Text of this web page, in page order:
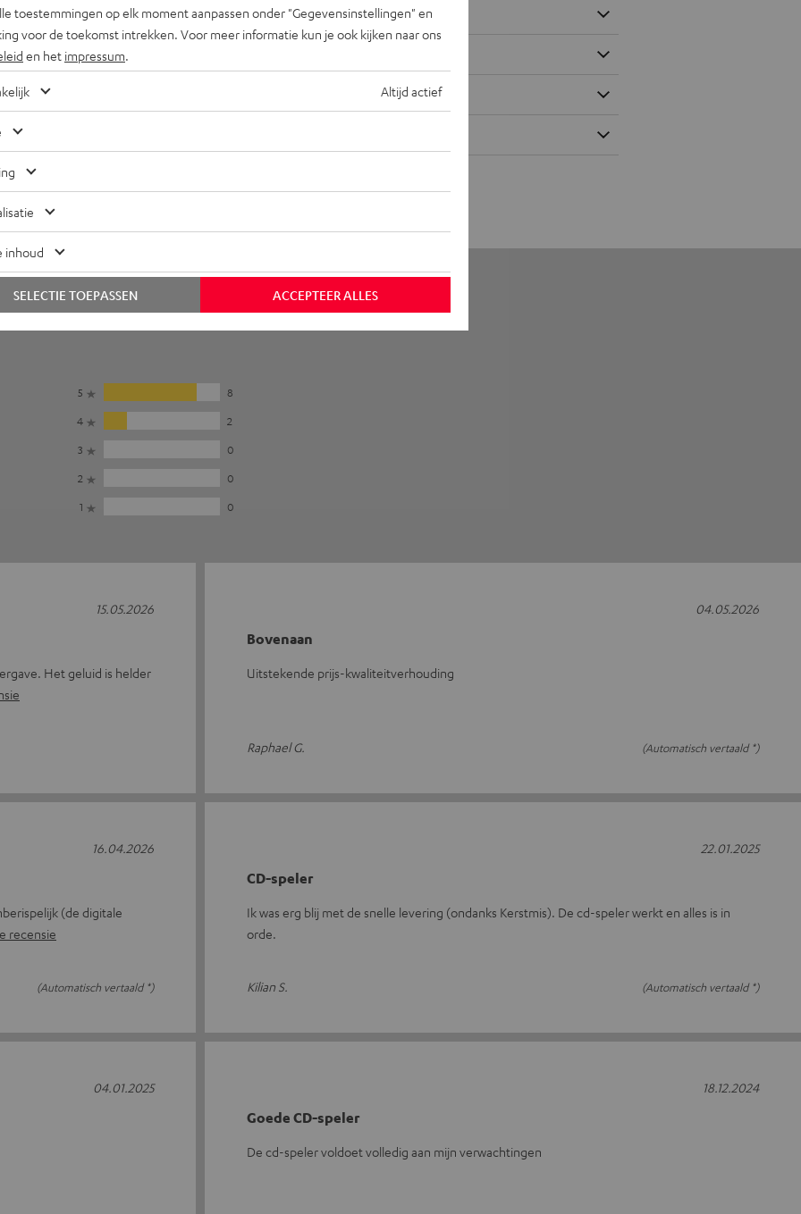
5
8
4
2
3
0
2
0
1
0
Het geluid is helder
15.05.2026
Bovenaan
Uitstekende prijs-kwaliteitverhouding
Raphael G. (Automatisch vertaald *)
04.05.2026
(de digitale
recensie
(Automatisch vertaald *)
16.04.2026
CD-speler
Ik was erg blij met de snelle levering (ondanks Kerstmis). De cd-speler werkt en alles is in
orde.
Kilian S. (Automatisch vertaald *)
22.01.2025
04.01.2025
Goede CD-speler
De cd-speler voldoet volledig aan mijn verwachtingen
18.12.2024
toestemmingen op elk moment aanpassen onder "Gegevensinstellingen" en
voor de toekomst intrekken. Voor meer informatie kun je ook kijken naar ons
en het impressum
Altijd actief
inhoud
ACCEPTEER ALLES
SELECTIE TOEPASSEN